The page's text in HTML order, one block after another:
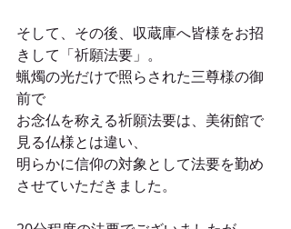
そして、その後、収蔵庫へ皆様をお招
きして「祈願法要」。
蝋燭の光だけで照らされた三尊様の御
前で
お念仏を称える祈願法要は、美術館で
見る仏様とは違い、
明らかに信仰の対象として法要を勤め
させていただきました。